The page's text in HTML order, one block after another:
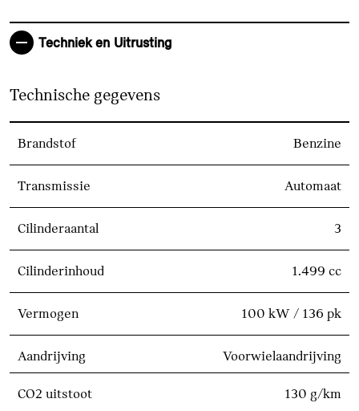
Techniek en Uitrusting
Technische gegevens
Brandstof Benzine
Transmissie Automaat
Cilinderaantal 3
Cilinderinhoud 1.499 cc
Vermogen 100 kW / 136 pk
Aandrijving Voorwielaandrijving
CO2 uitstoot 130 g/km